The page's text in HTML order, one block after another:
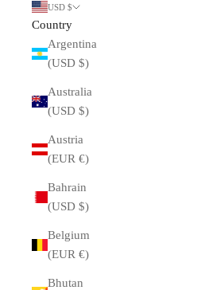
USD $
Country
Argentina
(USD $)
Australia
(USD $)
Austria
(EUR €)
Bahrain
(USD $)
Belgium
(EUR €)
Bhutan